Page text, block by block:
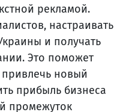
рекламой.
настраивать
и получать
Это поможет
новый
прибыль бизнеса
промежуток